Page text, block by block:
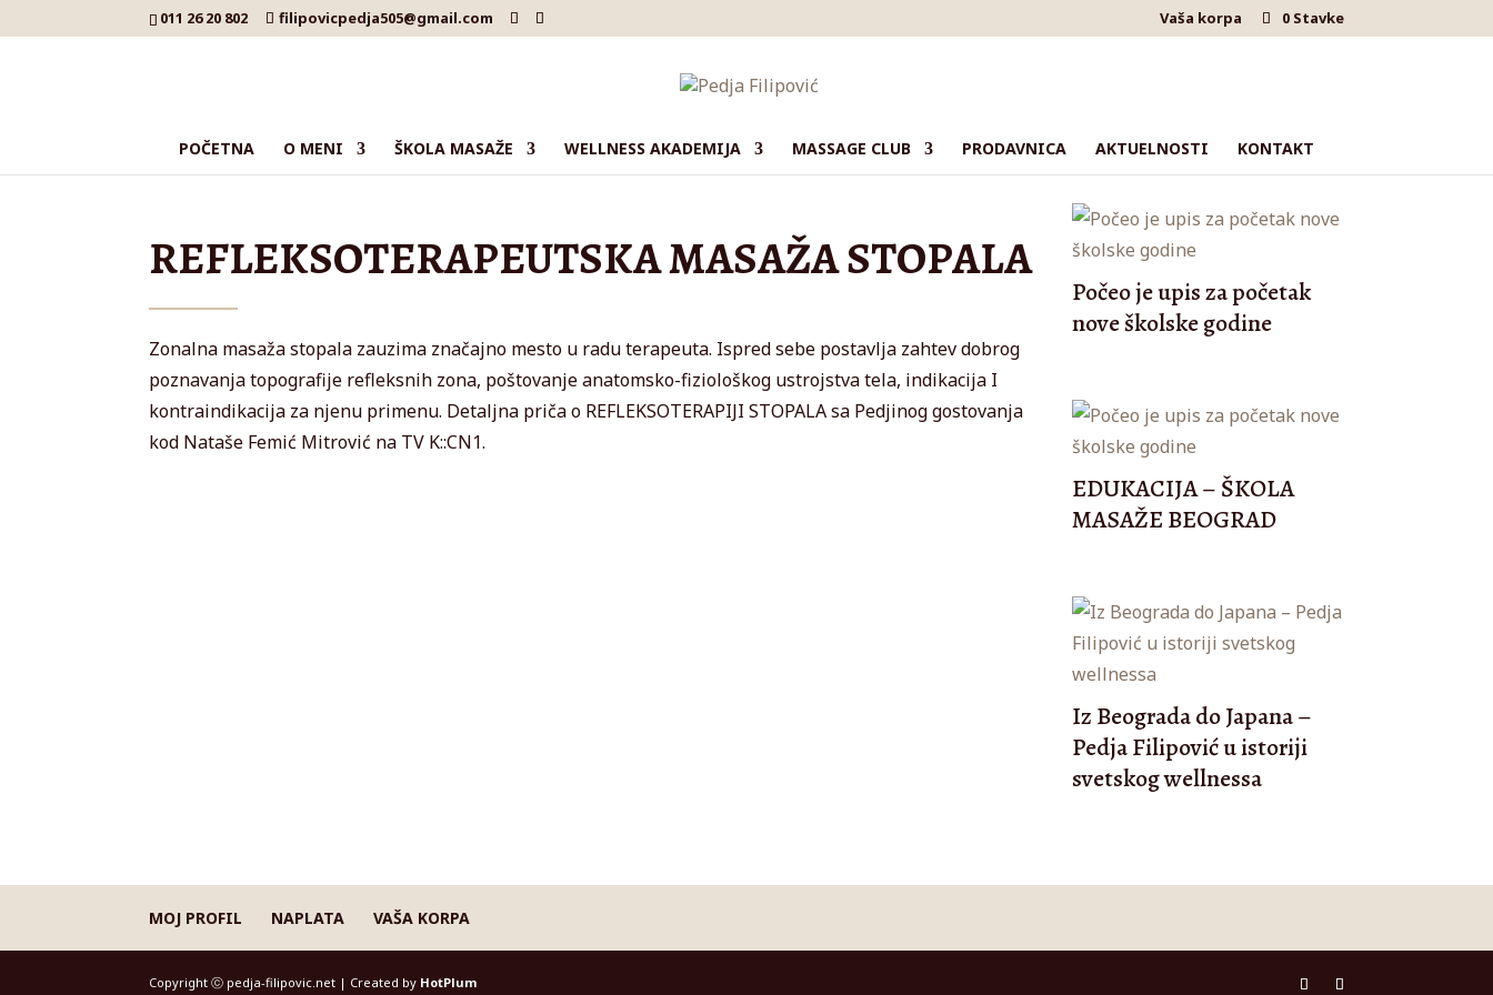
011 26 20 802 filipovicpedja505@gmail.com Vaša korpa 0 Stavke
POČETNA O MENI ŠKOLA MASAŽE WELLNESS AKADEMIJA MASSAGE CLUB PRODAVNICA AKTUELNOSTI KONTAKT
REFLEKSOTERAPEUTSKA MASAŽA STOPALA
Zonalna masaža stopala zauzima značajno mesto u radu terapeuta. Ispred sebe postavlja zahtev dobrog
poznavanja topografije refleksnih zona, poštovanje anatomsko-fiziološkog ustrojstva tela, indikacija I
kontraindikacija za njenu primenu. Detaljna priča o REFLEKSOTERAPIJI STOPALA sa Pedjinog gostovanja
kod Nataše Femić Mitrović na TV K::CN1.
Počeo je upis za početak
nove školske godine
EDUKACIJA – ŠKOLA
MASAŽE BEOGRAD
Iz Beograda do Japana –
Pedja Filipović u istoriji
svetskog wellnessa
MOJ PROFIL NAPLATA VAŠA KORPA
Copyright ⓒ pedja-filipovic.net | Created by HotPlum